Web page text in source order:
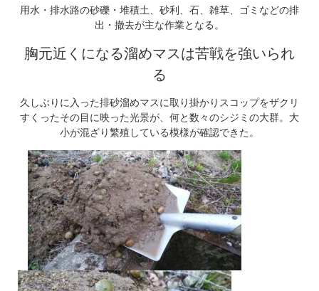
用水・排水路の砂礫・堆積土、砂利、石、雑草、ゴミなどの排
出・撤去が主な作業となる。
胸元近くになる溜めマスは苦戦を強いられ
る
久しぶりに入った排砂溜めマスに取り掛かりスコップをザクリ
すくったその目に映った光景が、何と数々のシジミの大群。大
小が混ざり繁殖している模様が確認できた。